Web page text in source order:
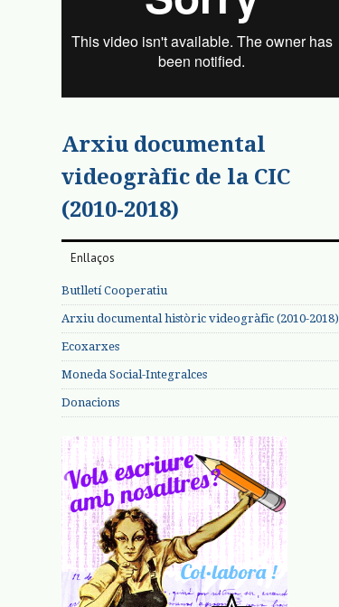
Arxiu documental
videogràfic de la CIC
(2010-2018)
Enllaços
Butlletí Cooperatiu
Arxiu documental històric videogràfic (2010-2018)
Ecoxarxes
Moneda Social-Integralces
Donacions